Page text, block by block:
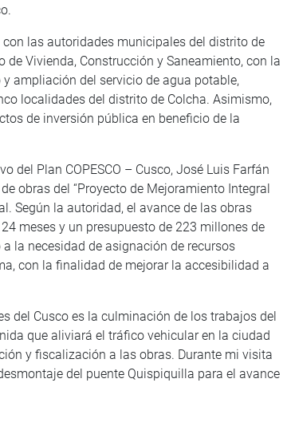
las autoridades municipales del distrito de
Vivienda, Construcción y Saneamiento, con la
ampliación del servicio de agua potable,
localidades del distrito de Colcha. Asimismo,
de inversión pública en beneficio de la
del Plan COPESCO – Cusco, José Luis Farfán
obras del “Proyecto de Mejoramiento Integral
Según la autoridad, el avance de las obras
meses y un presupuesto de 223 millones de
la necesidad de asignación de recursos
con la finalidad de mejorar la accesibilidad a
del Cusco es la culminación de los trabajos del
que aliviará el tráfico vehicular en la ciudad
y fiscalización a las obras. Durante mi visita
del puente Quispiquilla para el avance